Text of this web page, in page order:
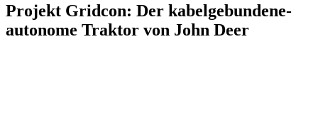
Projekt Gridcon: Der kabelgebundene-
autonome Traktor von John Deer